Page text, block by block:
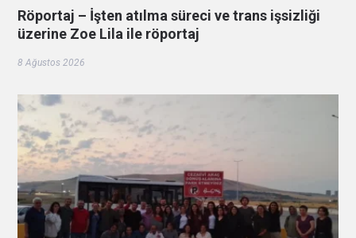
Röportaj – İşten atılma süreci ve trans işsizliği
üzerine Zoe Lila ile röportaj
8 Ağustos 2026